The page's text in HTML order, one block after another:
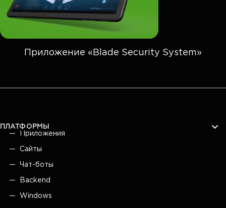
Приложение «Blade Security System»
ПЛАТФОРМЫ
Приложения
Сайты
Чат-боты
Backend
Windows